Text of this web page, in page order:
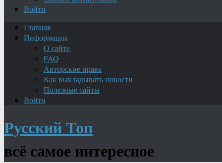
Войти
Главная
Информация
О сайте
FAQ
Авторские права
Как выкладывать новости
Полезные сайты
Войти
Русский Топ
всё самое интересное